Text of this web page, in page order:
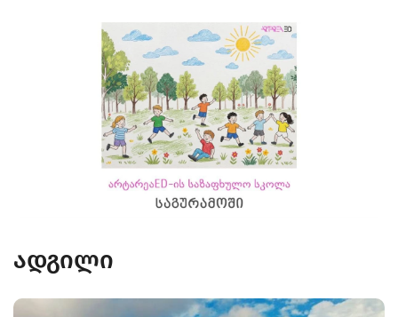
ადგილი